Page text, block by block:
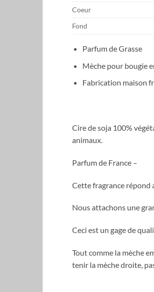
Coeur
Fond
Parfum de Grasse
Mèche pour bougie
Fabrication maison
Cire de soja 100%
animaux.
Parfum de France –
Cette fragrance répond
Nous attachons une
Ceci est un gage de
Tout comme la mèche
tenir la mèche droite,